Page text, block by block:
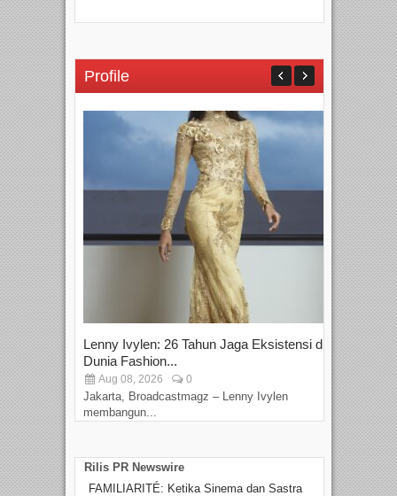
Profile
Lenny Ivylen: 26 Tahun Jaga Eksistensi di
Dunia Fashion...
Aug 08, 2026 0
Jakarta, Broadcastmagz – Lenny Ivylen
membangun...
Rilis PR Newswire
FAMILIARITÉ: Ketika Sinema dan Sastra